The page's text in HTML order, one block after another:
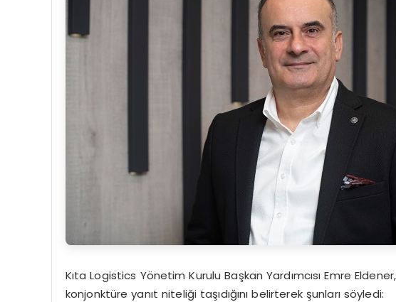
Kıta Logistics Yönetim Kurulu Başkan Yardımcısı Emre
konjonktüre yanıt niteliği taşıdığını belirterek şunları söyledi: